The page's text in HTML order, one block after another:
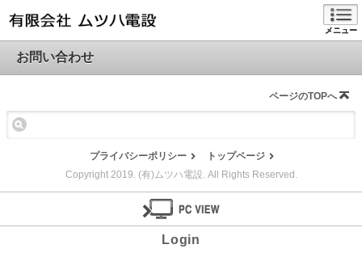
メニュー
お問い合わせ
ページのTOPへ
プライバシーポリシー
トップページ
Copyright 2019. (有)ムツハ電設. All Rights Reserved.
Login